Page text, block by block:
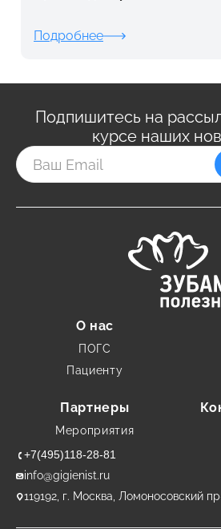
Подробнее
Подпишитесь на
курсе наших
О нас
ПОГС
Пациенту
Партнеры
Мероприятия
+7(495)118-28-81
info@gigienist.ru
119192, г. Москва, Ломоносовский